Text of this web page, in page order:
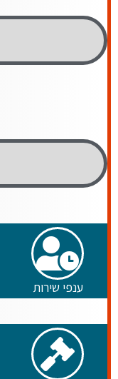
ענפי שירות